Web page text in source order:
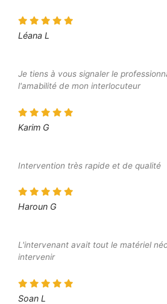
Léana L
Je tiens à vous signaler le
l'amabilité de mon interlocuteur
Karim G
Intervention très rapide et de qualité
Haroun G
L'intervenant avait tout le matériel
intervenir
Soan L